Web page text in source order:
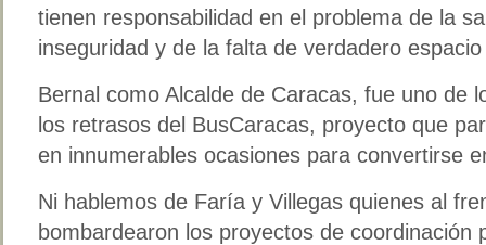
tienen responsabilidad en el problema de la
inseguridad y de la falta de verdadero
Bernal como Alcalde de Caracas, fue uno de
los retrasos del BusCaracas, proyecto que
en innumerables ocasiones para convertirse
Ni hablemos de Faría y Villegas quienes al
bombardearon los proyectos de coordinación